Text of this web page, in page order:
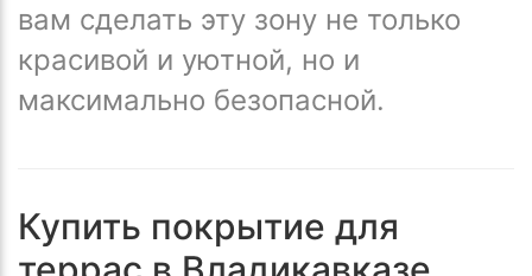
вам сделать эту зону не только
красивой и уютной, но и
максимально безопасной.
Купить покрытие для